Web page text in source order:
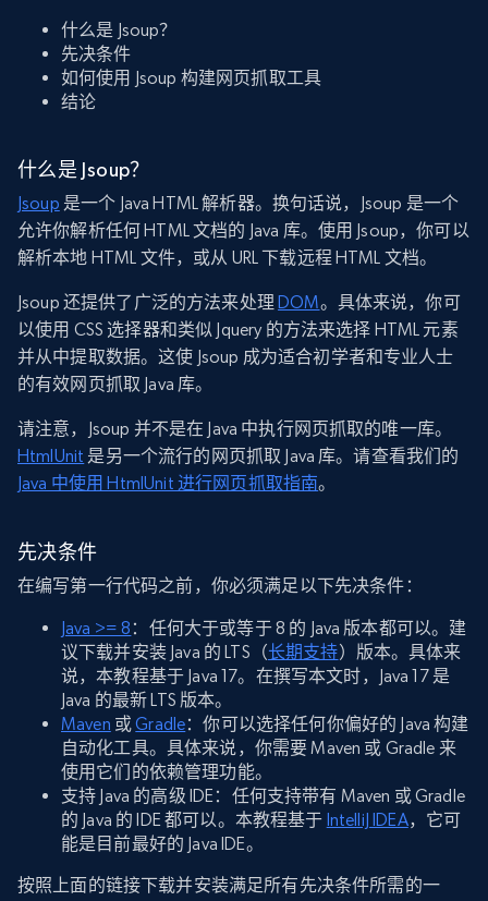
什么是 Jsoup？
先决条件
如何使用 Jsoup 构建网页抓取工具
结论
什么是 Jsoup？
Jsoup 是一个 Java HTML 解析器。换句话说，Jsoup 是一个
允许你解析任何 HTML 文档的 Java 库。使用 Jsoup，你可以
解析本地 HTML 文件，或从 URL 下载远程 HTML 文档。
Jsoup 还提供了广泛的方法来处理 DOM。具体来说，你可
以使用 CSS 选择器和类似 Jquery 的方法来选择 HTML 元素
并从中提取数据。这使 Jsoup 成为适合初学者和专业人士
的有效网页抓取 Java 库。
请注意，Jsoup 并不是在 Java 中执行网页抓取的唯一库。
HtmlUnit 是另一个流行的网页抓取 Java 库。请查看我们的
Java 中使用 HtmlUnit 进行网页抓取指南。
先决条件
在编写第一行代码之前，你必须满足以下先决条件：
Java >= 8 ：任何大于或等于 8 的 Java 版本都可以。建
议下载并安装 Java 的 LTS（长期支持）版本。具体来
说，本教程基于 Java 17。在撰写本文时，Java 17 是
Java 的最新 LTS 版本。
Maven 或Gradle：你可以选择任何你偏好的 Java 构建
自动化工具。具体来说，你需要 Maven 或 Gradle 来
使用它们的依赖管理功能。
支持 Java 的高级 IDE：任何支持带有 Maven 或 Gradle
的 Java 的 IDE 都可以。本教程基于 IntelliJ IDEA，它可
能是目前最好的 Java IDE。
按照上面的链接下载并安装满足所有先决条件所需的一